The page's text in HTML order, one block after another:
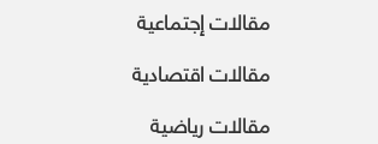
مقالات إجتماعية
مقالات اقتصادية
مقالات رياضية